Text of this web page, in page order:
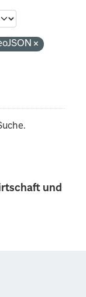
und